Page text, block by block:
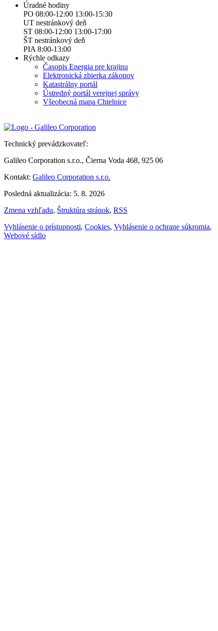
Úradné hodiny
PO 08:00-12:00 13:00-15:30
UT nestránkový deň
ST 08:00-12:00 13:00-17:00
ŠT nestránkový deň
PIA 8:00-13:00
Rýchle odkazy
Časopis Energia pre krajinu
Elektronická zbierka zákonov
Katastrálny portál
Ústredný portál verejnej správy
Všeobecná mapa Chtelnice
Technický prevádzkovateľ:
Galileo Corporation s.r.o., Čierna Voda 468, 925 06
Kontakt: Galileo Corporation s.r.o.
Posledná aktualizácia: 5. 8. 2026
Zmena vzhľadu, Štruktúra stránok, RSS
Vyhlásenie o prístupnosti, Cookies, Vyhlásenie o ochrane súkromia,
Webové sídlo